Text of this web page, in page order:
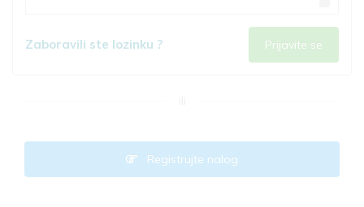
Zaboravili ste lozinku ?
Registrujte nalog